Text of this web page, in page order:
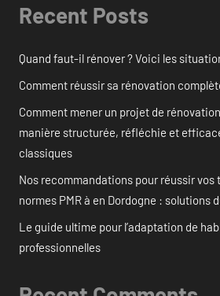
Recent Posts
Quand faut-il rénover ? Voici les
Comment réussir sa rénovation
Comment mener un projet de
manière structurée, réfléchie et
classiques
Nos recommandations pour réussir vos
normes PMR à en Dordogne : solutions
Le guide ultime pour l’adaptation de
professionnelles